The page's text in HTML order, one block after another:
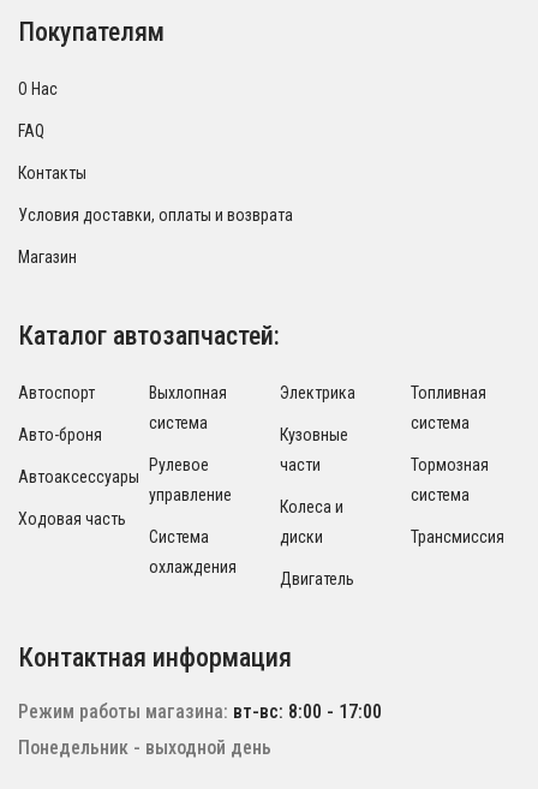
Покупателям
О Нас
FAQ
Контакты
Условия доставки, оплаты и возврата
Магазин
Каталог автозапчастей:
Автоспорт
Авто-броня
Автоаксессуары
Ходовая часть
Выхлопная
система
Рулевое
управление
Система
охлаждения
Электрика
Кузовные
части
Колеса и
диски
Двигатель
Топливная
система
Тормозная
система
Трансмиссия
Контактная информация
Режим работы магазина: вт-вс: 8:00 - 17:00
Понедельник - выходной день